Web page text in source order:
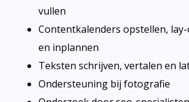
vullen
Contentkalenders opstellen,
en inplannen
Teksten schrijven, vertalen en
Ondersteuning bij fotografie